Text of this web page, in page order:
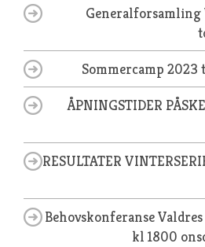
Generalforsamling
Sommercamp 2023
ÅPNINGSTIDER
RESULTATER
Behovskonferanse
kl 1800